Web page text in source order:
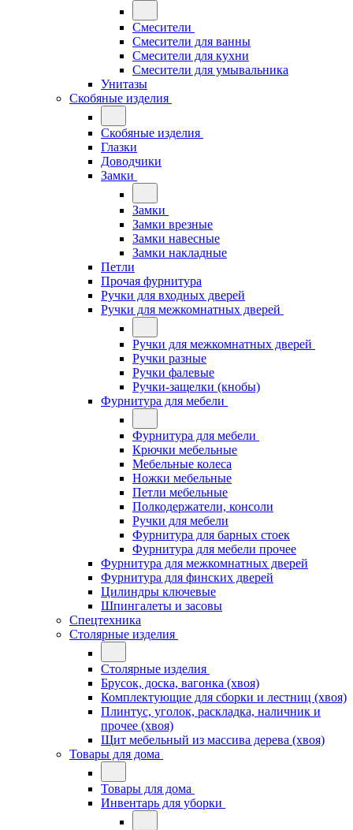
Смесители
Смесители для ванны
Смесители для кухни
Смесители для умывальника
Унитазы
Скобяные изделия
Скобяные изделия
Глазки
Доводчики
Замки
Замки
Замки врезные
Замки навесные
Замки накладные
Петли
Прочая фурнитура
Ручки для входных дверей
Ручки для межкомнатных дверей
Ручки для межкомнатных дверей
Ручки разные
Ручки фалевые
Ручки-защелки (кнобы)
Фурнитура для мебели
Фурнитура для мебели
Крючки мебельные
Мебельные колеса
Ножки мебельные
Петли мебельные
Полкодержатели, консоли
Ручки для мебели
Фурнитура для барных стоек
Фурнитура для мебели прочее
Фурнитура для межкомнатных дверей
Фурнитура для финских дверей
Цилиндры ключевые
Шпингалеты и засовы
Спецтехника
Столярные изделия
Столярные изделия
Брусок, доска, вагонка (хвоя)
Комплектующие для сборки и лестниц (хвоя)
Плинтус, уголок, раскладка, наличник и
прочее (хвоя)
Щит мебельный из массива дерева (хвоя)
Товары для дома
Товары для дома
Инвентарь для уборки